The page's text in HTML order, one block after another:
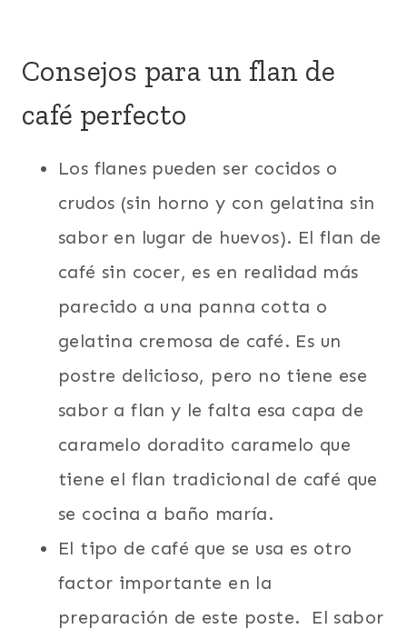
Consejos para un flan de
café perfecto
Los flanes pueden ser cocidos o
crudos (sin horno y con gelatina sin
sabor en lugar de huevos). El flan de
café sin cocer, es en realidad más
parecido a una panna cotta o
gelatina cremosa de café. Es un
postre delicioso, pero no tiene ese
sabor a flan y le falta esa capa de
caramelo doradito caramelo que
tiene el flan tradicional de café que
se cocina a baño maría.
El tipo de café que se usa es otro
factor importante en la
preparación de este poste. El sabor